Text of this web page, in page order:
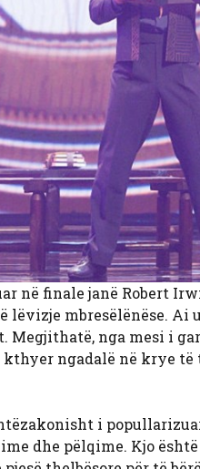
në finale janë Robert
lëvizje mbresëlënëse. Ai
nga mesi i
ngadalë në krye të
i
dhe pëlqime. Kjo është